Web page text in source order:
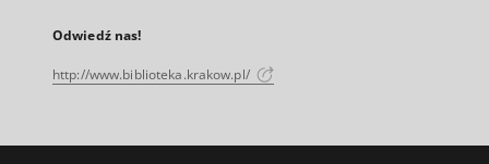
Odwiedź nas!
http://www.biblioteka.krakow.pl/